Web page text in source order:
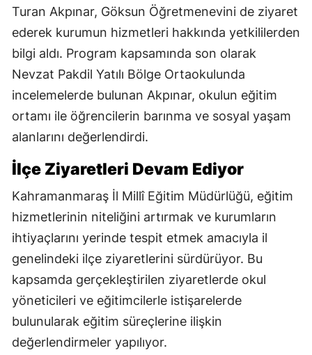
Turan Akpınar, Göksun Öğretmenevini de ziyaret
ederek kurumun hizmetleri hakkında yetkililerden
bilgi aldı. Program kapsamında son olarak
Nevzat Pakdil Yatılı Bölge Ortaokulunda
incelemelerde bulunan Akpınar, okulun eğitim
ortamı ile öğrencilerin barınma ve sosyal yaşam
alanlarını değerlendirdi.
İlçe Ziyaretleri Devam Ediyor
Kahramanmaraş İl Millî Eğitim Müdürlüğü, eğitim
hizmetlerinin niteliğini artırmak ve kurumların
ihtiyaçlarını yerinde tespit etmek amacıyla il
genelindeki ilçe ziyaretlerini sürdürüyor. Bu
kapsamda gerçekleştirilen ziyaretlerde okul
yöneticileri ve eğitimcilerle istişarelerde
bulunularak eğitim süreçlerine ilişkin
değerlendirmeler yapılıyor.